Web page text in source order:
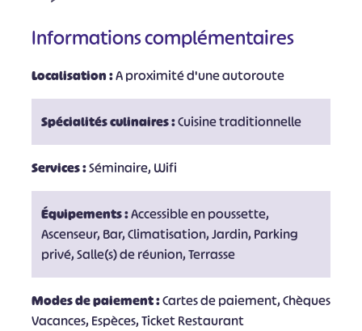
Informations complémentaires
Localisation :A proximité d'une autoroute
Spécialités culinaires :Cuisine traditionnelle
Services :Séminaire, Wifi
Équipements :Accessible en poussette,
Ascenseur, Bar, Climatisation, Jardin, Parking
privé, Salle(s) de réunion, Terrasse
Modes de paiement :Cartes de paiement, Chèques
Vacances, Espèces, Ticket Restaurant